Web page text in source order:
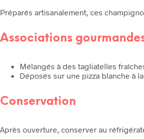
Préparés artisanalement, ces
Associations
Mélangés à des tagliatelles
Déposés sur une pizza blanche à
Conservation
Après ouverture, conserver au